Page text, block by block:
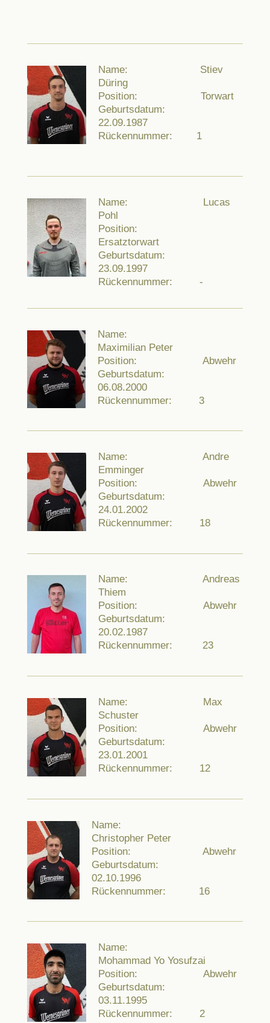
Name: Stiev
Düring
Position: Torwart
Geburtsdatum:
22.09.1987
Rückennummer: 1
Name: Lucas
Pohl
Position:
Ersatztorwart
Geburtsdatum:
23.09.1997
Rückennummer: -
Name:
Maximilian Peter
Position: Abwehr
Geburtsdatum:
06.08.2000
Rückennummer: 3
Name: Andre
Emminger
Position: Abwehr
Geburtsdatum:
24.01.2002
Rückennummer: 18
Name: Andreas
Thiem
Position: Abwehr
Geburtsdatum:
20.02.1987
Rückennummer: 23
Name: Max
Schuster
Position: Abwehr
Geburtsdatum:
23.01.2001
Rückennummer: 12
Name:
Christopher Peter
Position: Abwehr
Geburtsdatum:
02.10.1996
Rückennummer: 16
Name:
Mohammad Yo Yosufzai
Position: Abwehr
Geburtsdatum:
03.11.1995
Rückennummer: 2